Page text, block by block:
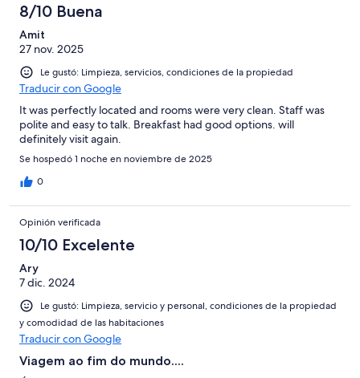
8/10 Buena
Amit
27 nov. 2025
Le gustó: Limpieza, servicios, condiciones de la propiedad
Traducir con Google
It was perfectly located and rooms were very clean. Staff was
polite and easy to talk. Breakfast had good options. will
definitely visit again.
Se hospedó 1 noche en noviembre de 2025
0
Opinión verificada
10/10 Excelente
Ary
7 dic. 2024
Le gustó: Limpieza, servicio y personal, condiciones de la propiedad
y comodidad de las habitaciones
Traducir con Google
Viagem ao fim do mundo....